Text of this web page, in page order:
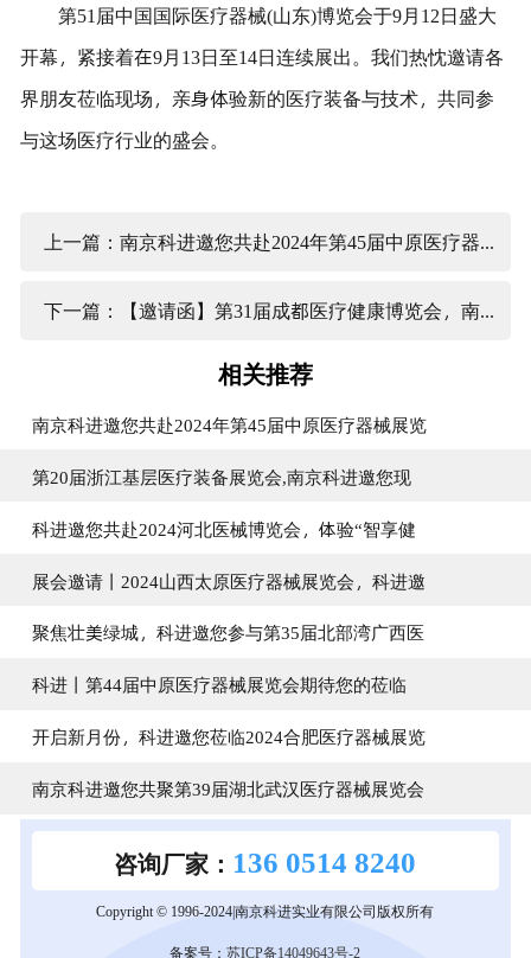
第51届中国国际医疗器械(山东)博览会于9月12日盛大
开幕，紧接着在9月13日至14日连续展出。我们热忱邀请各
界朋友莅临现场，亲身体验新的医疗装备与技术，共同参
与这场医疗行业的盛会。
上一篇：南京科进邀您共赴2024年第45届中原医疗器械展览会
下一篇：【邀请函】第31届成都医疗健康博览会，南京科进期待您的光临！
相关推荐
南京科进邀您共赴2024年第45届中原医疗器械展览
第20届浙江基层医疗装备展览会,南京科进邀您现
科进邀您共赴2024河北医械博览会，体验“智享健
展会邀请丨2024山西太原医疗器械展览会，科进邀
聚焦壮美绿城，科进邀您参与第35届北部湾广西医
科进丨第44届中原医疗器械展览会期待您的莅临
开启新月份，科进邀您莅临2024合肥医疗器械展览
南京科进邀您共聚第39届湖北武汉医疗器械展览会
咨询厂家： 136 0514 8240
Copyright © 1996-2024|南京科进实业有限公司版权所有
备案号：苏ICP备14049643号-2